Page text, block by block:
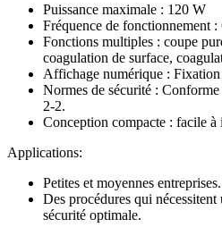
Puissance maximale : 120 W
Fréquence de fonctionnement
Fonctions multiples : coupe
coagulation de surface,
Affichage numérique : Fixation
Normes de sécurité :
2-2.
Conception compacte : facile à
Applications:
Petites et moyennes entreprises.
Des procédures qui
sécurité optimale.